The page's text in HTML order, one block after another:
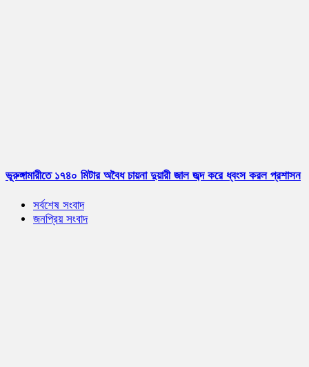
ভূরুঙ্গামারীতে ১৭৪০ মিটার অবৈধ চায়না দুয়ারী জাল জব্দ করে ধ্বংস করল প্রশাসন
সর্বশেষ সংবাদ
জনপ্রিয় সংবাদ